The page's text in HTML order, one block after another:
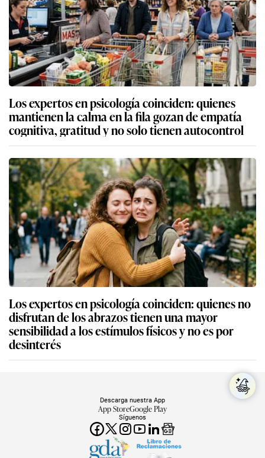
Los expertos en psicología coinciden: quienes
mantienen la calma en la fila gozan de empatía
cognitiva, gratitud y no solo tienen autocontrol
Los expertos en psicología coinciden: quienes no
disfrutan de los abrazos tienen una mayor
sensibilidad a los estímulos físicos y no es por
desinterés
Síguenos
Descarga nuestra App
App StoreGoogle Play